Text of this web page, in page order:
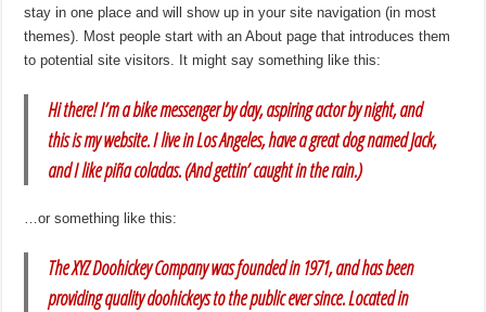
stay in one place and will show up in your site navigation (in most
themes). Most people start with an About page that introduces them
to potential site visitors. It might say something like this:
Hi there! I’m a bike messenger by day, aspiring actor by night, and
this is my website. I live in Los Angeles, have a great dog named Jack,
and I like piña coladas. (And gettin’ caught in the rain.)
…or something like this:
The XYZ Doohickey Company was founded in 1971, and has been
providing quality doohickeys to the public ever since. Located in